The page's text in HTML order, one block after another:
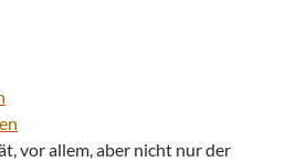
vor allem, aber nicht nur der